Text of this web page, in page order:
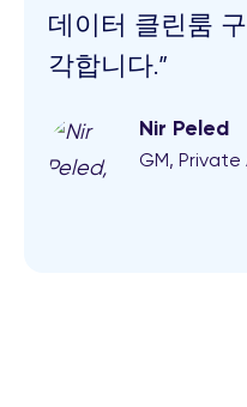
데이터 클린룸
각합니다.”
Nir Peled
GM,